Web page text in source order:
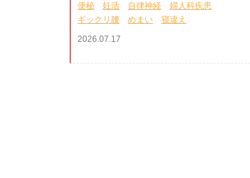
便秘
妊活 自律神経
婦人科疾患
ギックリ腰
めまい
寝違え
2026.07.17